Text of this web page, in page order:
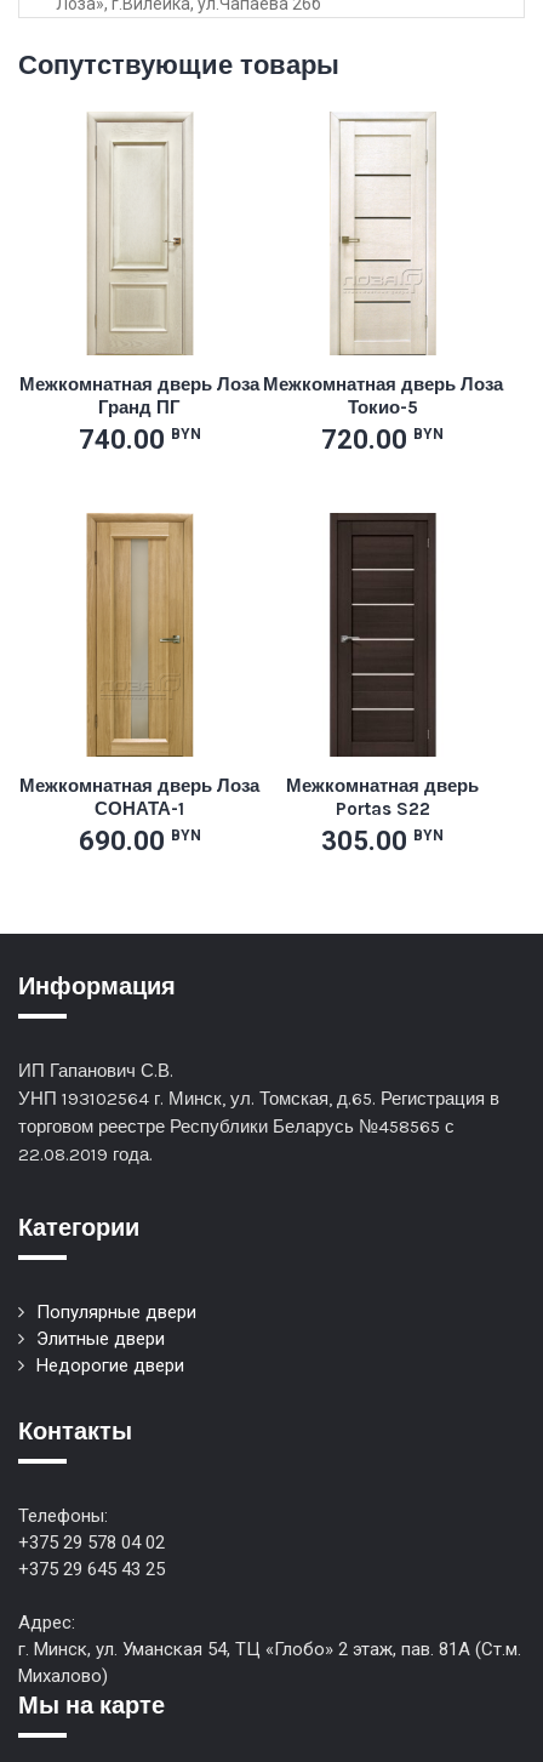
Лоза», г.Вилейка, ул.Чапаева 26б
Сопутствующие товары
Межкомнатная дверь Лоза
Гранд ПГ
740.00 BYN
Межкомнатная дверь Лоза
Токио-5
720.00 BYN
Межкомнатная дверь Лоза
СОНАТА-1
690.00 BYN
Межкомнатная дверь
Portas S22
305.00 BYN
Информация
ИП Гапанович С.В.
УНП 193102564 г. Минск, ул. Томская, д.65. Регистрация в
торговом реестре Республики Беларусь №458565 с
22.08.2019 года.
Категории
Популярные двери
Элитные двери
Недорогие двери
Контакты
Телефоны:
+375 29 578 04 02
+375 29 645 43 25
Адрес:
г. Минск, ул. Уманская 54, ТЦ «Глобо» 2 этаж, пав. 81А (Ст.м.
Михалово)
Мы на карте